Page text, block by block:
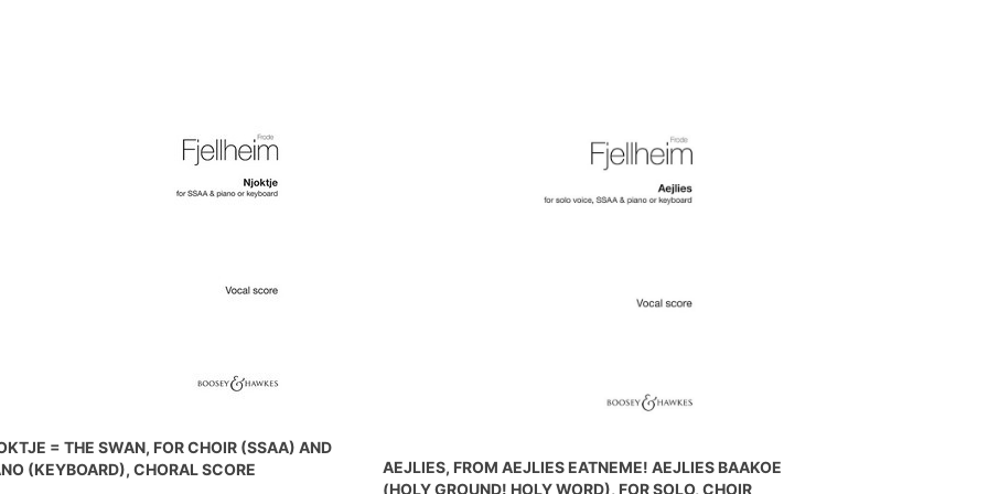
= THE SWAN, FOR CHOIR (SSAA) AND
(KEYBOARD), CHORAL SCORE
AEJLIES, FROM AEJLIES EATNEME! AEJLIES BAAKOE
(HOLY GROUND! HOLY WORD), FOR SOLO, CHOIR